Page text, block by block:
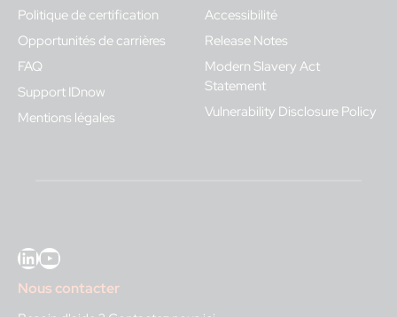
Politique de certification
Opportunités de carrières
FAQ
Support IDnow
Mentions légales
Accessibilité
Release Notes
Modern Slavery Act
Statement
Vulnerability Disclosure Policy
LinkedIn YouTube
Nous contacter